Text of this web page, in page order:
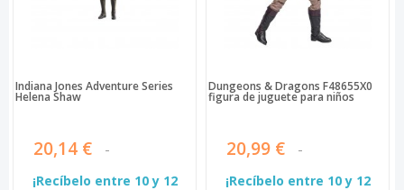
Indiana Jones Adventure Series
Helena Shaw
20,14 €
¡Recíbelo entre 10 y 12
Dungeons & Dragons F48655X0
figura de juguete para niños
20,99 €
¡Recíbelo entre 10 y 12